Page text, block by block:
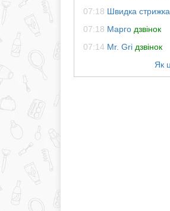
07:18 Швидка стрижка
07:18 Марго дзвінок
07:14 Mr. Gri дзвінок